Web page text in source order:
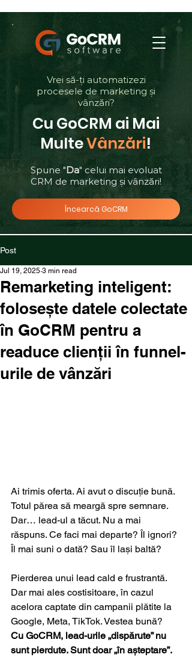
Vrei să-ți automatizezi
procesele de marketing și
vânzări?
Cu GoCRM ai Mai
MulteVânzări!
Spune "Da" celui mai evoluat
CRM de marketing și vânzări!
Încearcă GoCRM
Post
Remarketing inteligent:
folosește datele colectate
în GoCRM pentru a
readuce clienții în funnel-
urile de vânzări
Jul 19, 2025 3 min read
Ai trimis oferta. Ai avut o discuție bună.
Totul părea să meargă spre semnare.
Dar… lead-ul a tăcut. Nu a mai
răspuns. Ce faci mai departe? Îl ignori?
Îl mai suni o dată? Sau îl lași baltă?
Pierderea unui lead cald e frustrantă.
Dar mai ales costisitoare, în cazul
acelora captate din campanii plătite la
Google, Meta, TikTok. Vestea bună?
Cu GoCRM, lead-urile „dispărute” nu
sunt pierdute. Sunt doar „în așteptare”.